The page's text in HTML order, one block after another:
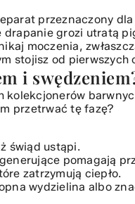
przeznaczony
drapanie grozi utratą
moczenia,
stojisz od pierwszych
i
przetrwać tę fazę?
świąd ustąpi.
pomagają
zatrzymują ciepło.
wydzielina albo